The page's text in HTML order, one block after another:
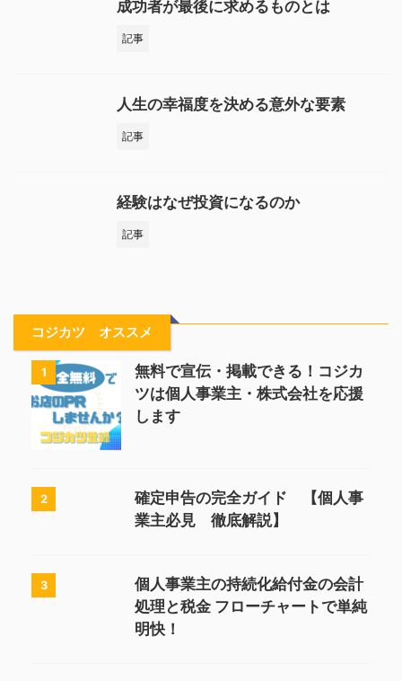
成功者が最後に求めるものとは
記事
人生の幸福度を決める意外な要素
記事
経験はなぜ投資になるのか
記事
コジカツ オススメ
1
無料で宣伝・掲載できる！コジカ
ツは個人事業主・株式会社を応援
します
2
確定申告の完全ガイド 【個人事
業主必見 徹底解説】
3
個人事業主の持続化給付金の会計
処理と税金 フローチャートで単純
明快！